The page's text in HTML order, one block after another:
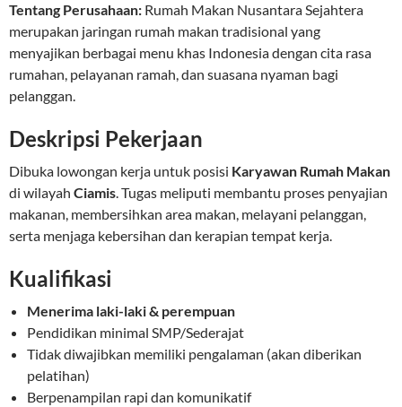
Tentang Perusahaan: Rumah Makan Nusantara Sejahtera
merupakan jaringan rumah makan tradisional yang
menyajikan berbagai menu khas Indonesia dengan cita rasa
rumahan, pelayanan ramah, dan suasana nyaman bagi
pelanggan.
Deskripsi Pekerjaan
Dibuka lowongan kerja untuk posisi Karyawan Rumah Makan
di wilayah Ciamis. Tugas meliputi membantu proses penyajian
makanan, membersihkan area makan, melayani pelanggan,
serta menjaga kebersihan dan kerapian tempat kerja.
Kualifikasi
Menerima laki-laki & perempuan
Pendidikan minimal SMP/Sederajat
Tidak diwajibkan memiliki pengalaman (akan diberikan
pelatihan)
Berpenampilan rapi dan komunikatif